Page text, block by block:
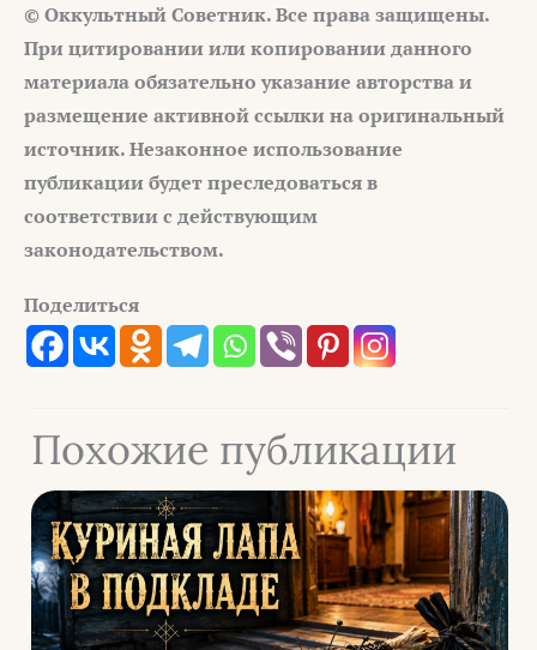
© Оккультный Советник. Все права защищены.
При цитировании или копировании данного
материала обязательно указание авторства и
размещение активной ссылки на оригинальный
источник. Незаконное использование
публикации будет преследоваться в
соответствии с действующим
законодательством.
Поделиться
Похожие публикации